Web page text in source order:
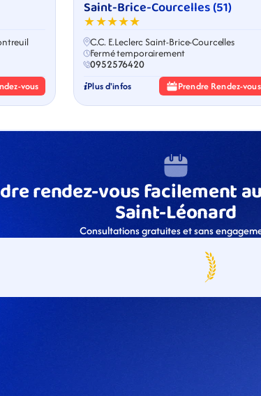
vous
Saint-Brice-Courcelles (51)
★★★★★
C.C. E.Leclerc Saint-Brice-Courcelles
Fermé temporairement
0952576420
Plus d'infos Prendre Rendez-vous
rendez-vous facilement
Saint-Léonard
Consultations gratuites et sans